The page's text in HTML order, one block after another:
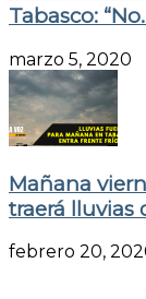
Tabasco:
marzo 5, 2020
Mañana
traerá lluvias
febrero 20,